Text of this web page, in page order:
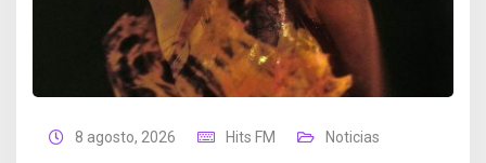
8 agosto, 2026 Hits FM Noticias